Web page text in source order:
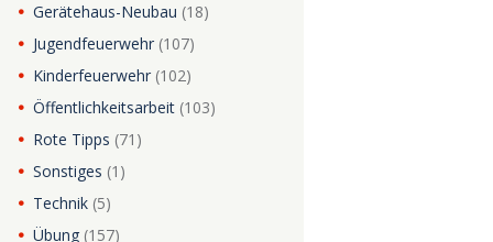
Gerätehaus-Neubau (18)
Jugendfeuerwehr(107)
Kinderfeuerwehr(102)
Öffentlichkeitsarbeit(103)
Rote Tipps (71)
Sonstiges (1)
Technik(5)
Übung(157)